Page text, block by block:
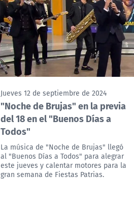
Jueves 12 de septiembre de 2024
"Noche de Brujas" en la previa
del 18 en el "Buenos Días a
Todos"
La música de "Noche de Brujas" llegó
al "Buenos Días a Todos" para alegrar
este jueves y calentar motores para la
gran semana de Fiestas Patrias.